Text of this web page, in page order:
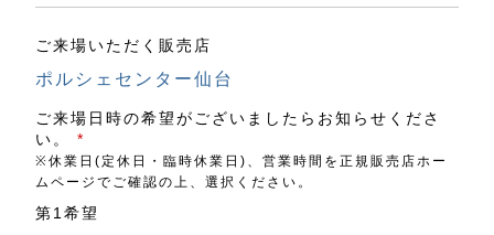
ご来場いただく販売店
ポルシェセンター仙台
ご来場日時の希望がございましたらお知らせくださ
い。 *
※休業日(定休日・臨時休業日)、営業時間を正規販売店ホー
ムページでご確認の上、選択ください。
第1希望